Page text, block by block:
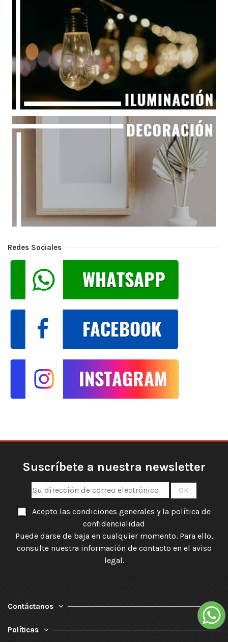
Redes Sociales
Suscríbete a nuestra newsletter
Acepto las condiciones generales y la política de
confidencialidad
Puede darse de baja en cualquier momento. Para ello,
consulte nuestra información de contacto en el aviso
legal.
Contáctanos
Políticas